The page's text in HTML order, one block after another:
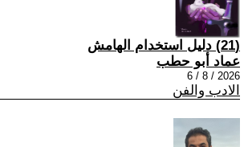
(21) دليل استخدام الهامش
عماد أبو حطب
2026 / 8 / 6
الادب والفن